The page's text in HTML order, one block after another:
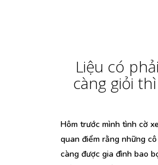
Liệu có
càng giỏi
Hôm trước mình tình cờ
quan điểm rằng những
càng được gia đình bao